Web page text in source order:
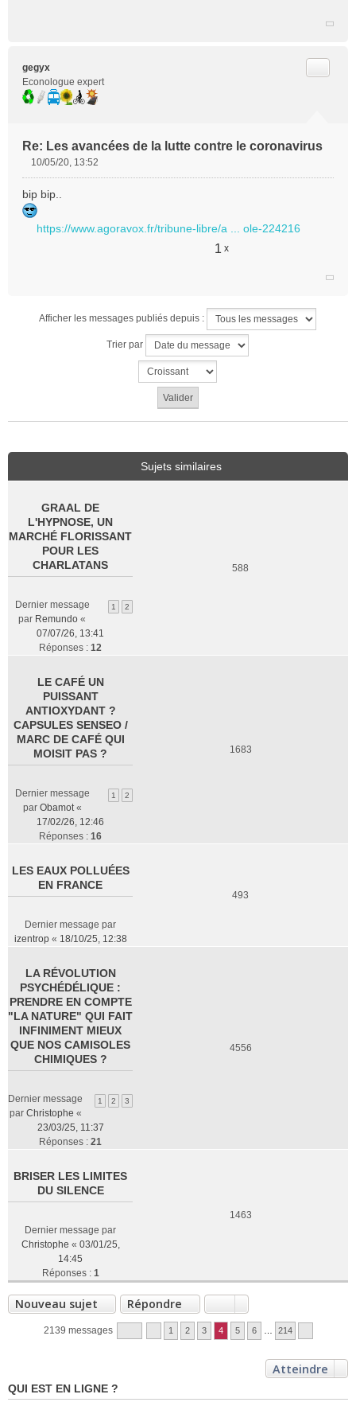
gegyx
Econologue expert
Re: Les avancées de la lutte contre le coronavirus
s
s
10/05/20, 13:52
bip bip..
https://www.agoravox.fr/tribune-libre/a ... ole-224216
1 x
Afficher les messages publiés depuis :
Trier par
Sujets similaires
GRAAL DE
L'HYPNOSE, UN
MARCHÉ FLORISSANT
POUR LES
CHARLATANS
1 2
Dernier message
par Remundo «
07/07/26, 13:41
Réponses : 12
588
LE CAFÉ UN
PUISSANT
ANTIOXYDANT ?
CAPSULES SENSEO /
MARC DE CAFÉ QUI
MOISIT PAS ?
1 2
Dernier message
par Obamot«
17/02/26, 12:46
Réponses : 16
1683
LES EAUX POLLUÉES
EN FRANCE
Dernier message par
izentrop« 18/10/25, 12:38
493
LA RÉVOLUTION
PSYCHÉDÉLIQUE :
PRENDRE EN COMPTE
"LA NATURE" QUI FAIT
INFINIMENT MIEUX
QUE NOS CAMISOLES
CHIMIQUES ?
1 2 3
Dernier message
par Christophe «
23/03/25, 11:37
Réponses : 21
4556
BRISER LES LIMITES
DU SILENCE
Dernier message par
Christophe « 03/01/25,
14:45
Réponses : 1
1463
Nouveau sujet Répondre
2139 messages 1 2 3 4 5 6 214
Atteindre
QUI EST EN LIGNE ?